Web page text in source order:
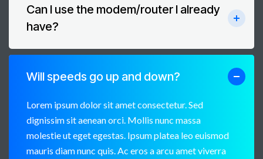
Can I use the modem/router I already
have?
Will speeds go up and down?
Lorem ipsum dolor sit amet consectetur. Sed
dignissim sit aenean orci. Mollis nunc massa
molestie ut eget egestas. Ipsum platea leo euismod
mauris diam nunc quis. Ac eros a arcu amet viverra